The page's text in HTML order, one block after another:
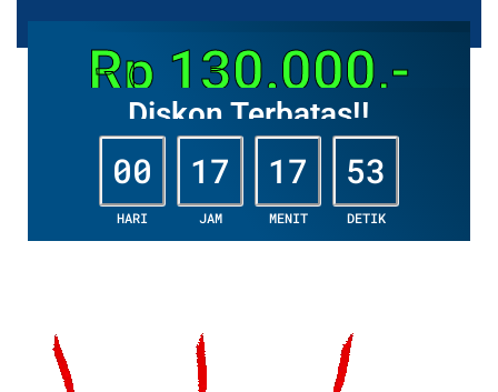
Rp 130.000,-
Diskon Terbatas!!
00
HARI
17
JAM
17
MENIT
51
DETIK